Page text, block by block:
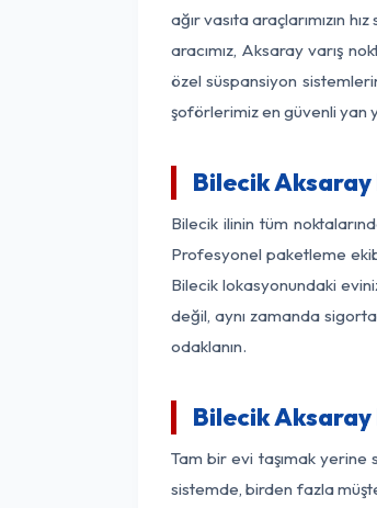
ağır vasıta araçlarımızın
aracımız, Aksaray varış
özel süspansiyon
şoförlerimiz en güvenli yan
Bilecik
Bilecik ilinin tüm
Profesyonel paketleme
Bilecik lokasyonundaki
değil, aynı zamanda
odaklanın.
Bilecik Aksaray
Tam bir evi taşımak yerine
sistemde, birden fazla